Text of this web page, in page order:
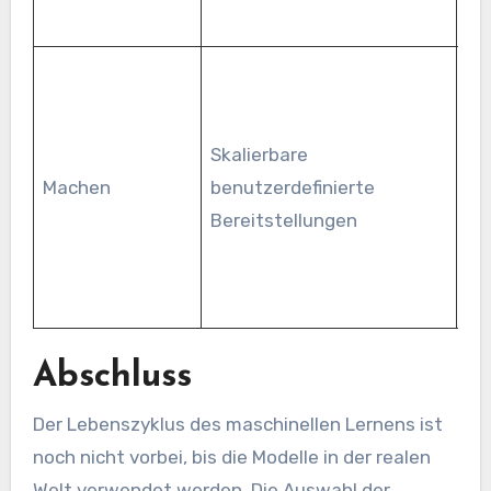
Machen
Skalierbare
benutzerdefinierte
Bereitstellungen
Abschluss
Der Lebenszyklus des maschinellen Lernens ist
noch nicht vorbei, bis die Modelle in der realen